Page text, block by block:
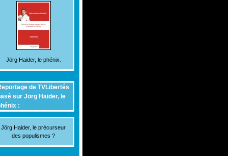
Jörg Haider, le phénix.
de TVLibertés
sur Jörg Haider, le
:
Jörg Haider, le précurseur
des populismes ?